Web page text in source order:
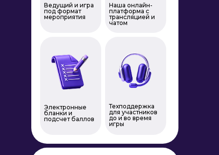
Техподдержка
для участников
до и во время
игры
Электронные
бланки и
подсчет баллов
Наша онлайн-
платформа с
трансляцией и
чатом
Ведущий и игра
под формат
мероприятия